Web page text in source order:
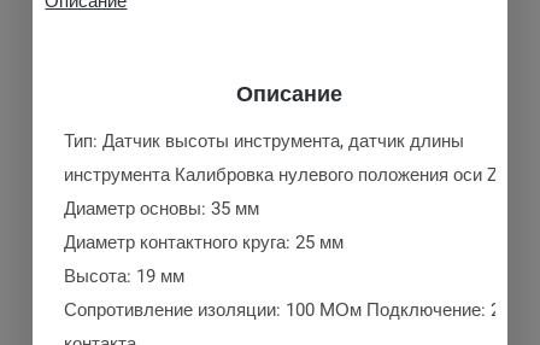
Описание
Тип: Датчик высоты инструмента, датчик длины
инструмента Калибровка нулевого положения оси Z
Диаметр основы: 35 мм
Диаметр контактного круга: 25 мм
Высота: 19 мм
Сопротивление изоляции: 100 MОм Подключение: 2